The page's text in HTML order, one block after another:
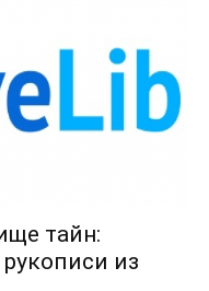
тайн:
из